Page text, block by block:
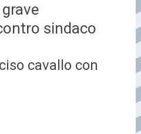
sindaco
cavallo con